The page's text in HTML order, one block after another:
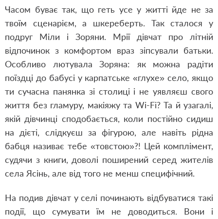
Часом буває так, що геть усе у житті йде не за
твоїм сценарієм, а шкереберть. Так сталося у
подруг Міли і Зоряни. Мрії дівчат про літній
відпочинок з комфортом враз зіпсували батьки.
Особливо лютувала Зоряна: як можна радіти
поїздці до бабусі у карпатське «глухе» село, якщо
ти сучасна панянка зі столиці і не уявляєш свого
життя без гламуру, макіяжу та Wi-Fі? Та й узагалі,
якій дівчинці сподобається, коли постійно сидиш
на дієті, слідкуєш за фігурою, але навіть рідна
бабця називає тебе «товстою»?! Цей комплімент,
судячи з книги, доволі поширений серед жителів
села Ясінь, але від того не менш специфічний.
На подив дівчат у селі починають відбуватися такі
події, що сумувати їм не доводиться. Вони і